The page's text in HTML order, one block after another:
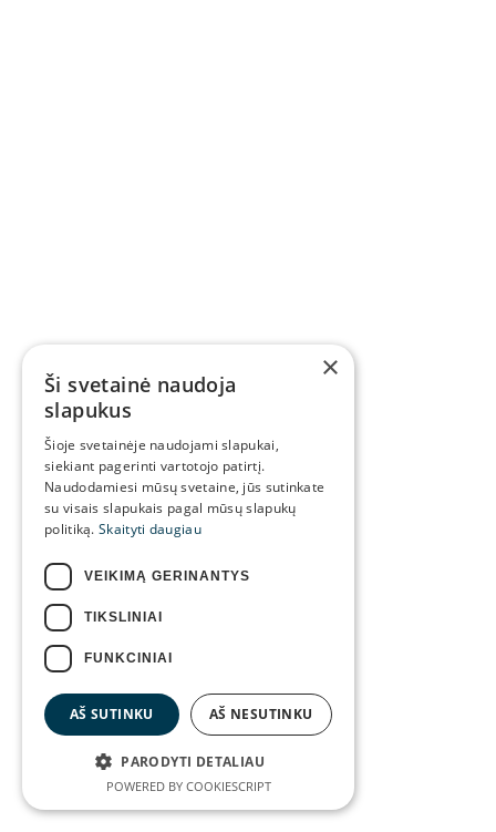
×
Ši svetainė naudoja
slapukus
Šioje svetainėje naudojami slapukai,
siekiant pagerinti vartotojo patirtį.
Naudodamiesi mūsų svetaine, jūs sutinkate
su visais slapukais pagal mūsų slapukų
politiką. Skaityti daugiau
VEIKIMĄ GERINANTYS
TIKSLINIAI
FUNKCINIAI
AŠ SUTINKU AŠ NESUTINKU
PARODYTI DETALIAU
POWERED BY COOKIESCRIPT